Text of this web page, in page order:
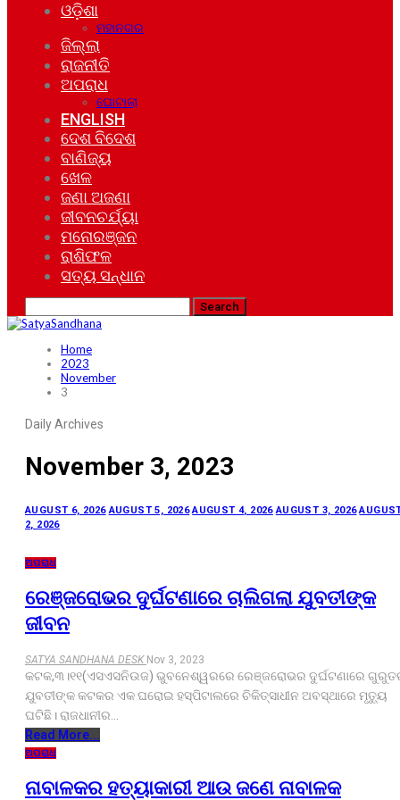
ଓଡ଼ିଶା
ମହାନଗର
ଜିଲ୍ଲା
ରାଜନୀତି
ଅପରାଧ
ଘୋଟାଲା
ENGLISH
ଦେଶ ବିଦେଶ
ବାଣିଜ୍ୟ
ଖେଳ
ଜଣା ଅଜଣା
ଜୀବନଚର୍ଯ୍ୟା
ମନୋରଞ୍ଜନ
ରାଶିଫଳ
ସତ୍ୟ ସନ୍ଧାନ
Home
2023
November
3
Daily Archives
November 3, 2023
AUGUST 6, 2026 AUGUST 5, 2026 AUGUST 4, 2026 AUGUST 3, 2026
2, 2026
ଅପରାଧ
ରେଞ୍ଜରୋଭର ଦୁର୍ଘଟଣାରେ ଚାଲିଗଲା ଯୁବତୀଙ୍କ
ଜୀବନ
SATYA SANDHANA DESK Nov 3, 2023
କଟକ,୩।୧୧(ଏସଏସନିଉଜ) ଭୁବନେଶ୍ୱରରେ ରେଞ୍ଜରୋଭର ଦୁର୍ଘଟଣାରେ
ଯୁବତୀଙ୍କ କଟକର ଏକ ଘରୋଇ ହସ୍ପିଟାଲରେ ଚିକିତ୍ସାଧୀନ ଅବସ୍ଥାରେ ମୃତ୍ୟୁ
ଘଟିଛି। ରାଜଧାନୀର…
Read More...
ଅପରାଧ
ନାବାଳକର ହତ୍ୟାକାରୀ ଆଉ ଜଣେ ନାବାଳକ